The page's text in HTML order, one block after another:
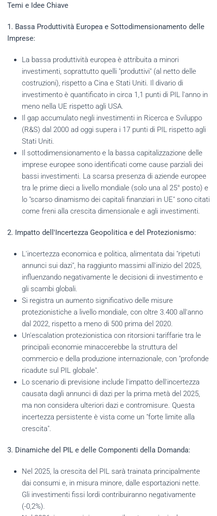
Temi e Idee Chiave
1. Bassa Produttività Europea e Sottodimensionamento delle
Imprese:
La bassa produttività europea è attribuita a minori
investimenti, soprattutto quelli "produttivi" (al netto delle
costruzioni), rispetto a Cina e Stati Uniti. Il divario di
investimento è quantificato in circa 1,1 punti di PIL l'anno in
meno nella UE rispetto agli USA.
Il gap accumulato negli investimenti in Ricerca e Sviluppo
(R&S) dal 2000 ad oggi supera i 17 punti di PIL rispetto agli
Stati Uniti.
Il sottodimensionamento e la bassa capitalizzazione delle
imprese europee sono identificati come cause parziali dei
bassi investimenti. La scarsa presenza di aziende europee
tra le prime dieci a livello mondiale (solo una al 25° posto) e
lo "scarso dinamismo dei capitali finanziari in UE" sono citati
come freni alla crescita dimensionale e agli investimenti.
2. Impatto dell'Incertezza Geopolitica e del Protezionismo:
L'incertezza economica e politica, alimentata dai "ripetuti
annunci sui dazi", ha raggiunto massimi all'inizio del 2025,
influenzando negativamente le decisioni di investimento e
gli scambi globali.
Si registra un aumento significativo delle misure
protezionistiche a livello mondiale, con oltre 3.400 all'anno
dal 2022, rispetto a meno di 500 prima del 2020.
Un'escalation protezionistica con ritorsioni tariffarie tra le
principali economie minaccerebbe la struttura del
commercio e della produzione internazionale, con "profonde
ricadute sul PIL globale".
Lo scenario di previsione include l'impatto dell'incertezza
causata dagli annunci di dazi per la prima metà del 2025,
ma non considera ulteriori dazi e contromisure. Questa
incertezza persistente è vista come un "forte limite alla
crescita".
3. Dinamiche del PIL e delle Componenti della Domanda:
Nel 2025, la crescita del PIL sarà trainata principalmente
dai consumi e, in misura minore, dalle esportazioni nette.
Gli investimenti fissi lordi contribuiranno negativamente
(-0,2%).